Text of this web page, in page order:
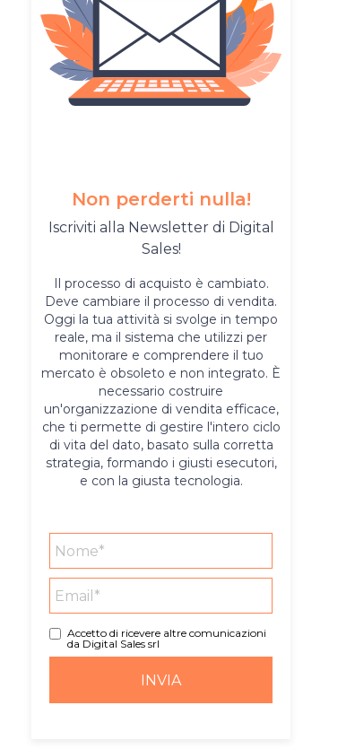
Non perderti nulla!
Iscriviti alla Newsletter di Digital
Sales!
Il processo di acquisto è cambiato.
Deve cambiare il processo di vendita.
Oggi la tua attività si svolge in tempo
reale, ma il sistema che utilizzi per
monitorare e comprendere il tuo
mercato è obsoleto e non integrato. È
necessario costruire
un'organizzazione di vendita efficace,
che ti permette di gestire l'intero ciclo
di vita del dato, basato sulla corretta
strategia, formando i giusti esecutori,
e con la giusta tecnologia.
Accetto di ricevere altre comunicazioni
da Digital Sales srl